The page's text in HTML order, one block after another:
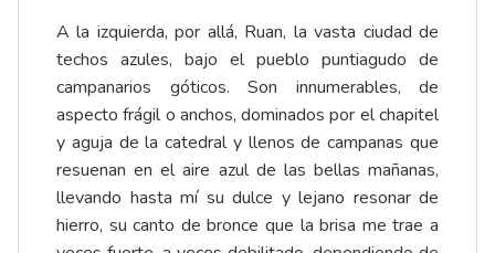
A la izquierda, por allá, Ruan, la vasta ciudad de
techos azules, bajo el pueblo puntiagudo de
campanarios góticos. Son innumerables, de
aspecto frágil o anchos, dominados por el chapitel
y aguja de la catedral y llenos de campanas que
resuenan en el aire azul de las bellas mañanas,
llevando hasta mí su dulce y lejano resonar de
hierro, su canto de bronce que la brisa me trae a